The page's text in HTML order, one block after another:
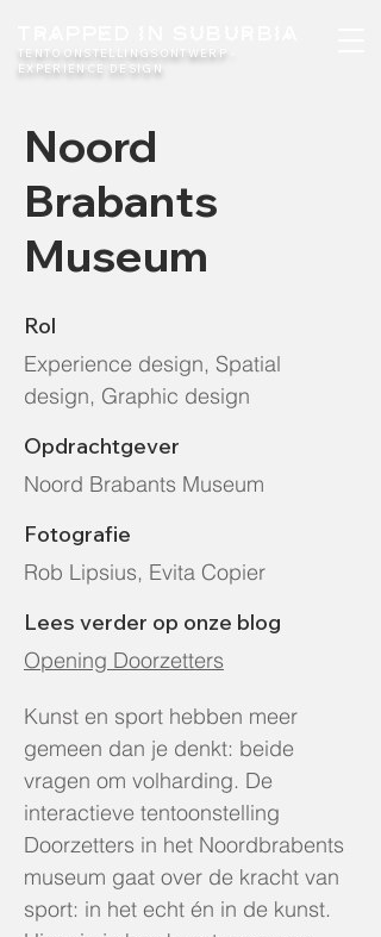
TENTOONSTELLINGSONTWERP -
EXPERIENCE DESIGN​
Noord
Brabants
Museum
Rol
Experience design, Spatial
design, Graphic design
Opdrachtgever
Noord Brabants Museum
Fotografie
Rob Lipsius, Evita Copier
Lees verder op onze blog
Opening Doorzetters
Kunst en sport hebben meer
gemeen dan je denkt: beide
vragen om volharding. De
interactieve tentoonstelling
Doorzetters in het Noordbrabents
museum gaat over de kracht van
sport: in het echt én in de kunst.